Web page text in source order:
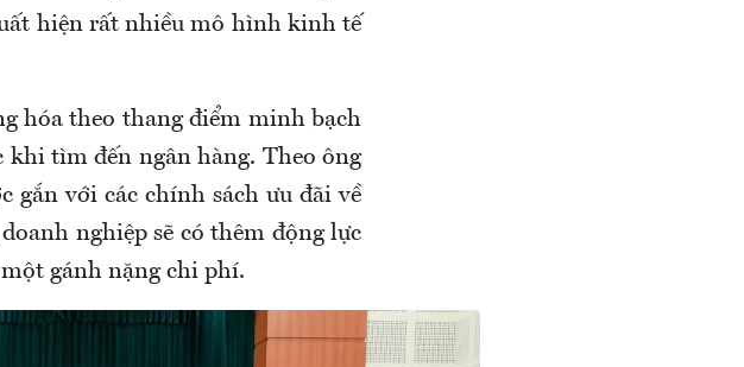
hiện rất nhiều mô hình kinh tế
hóa theo thang điểm minh bạch
tìm đến ngân hàng. Theo ông
gắn với các chính sách ưu đãi về
nghiệp sẽ có thêm động lực
gánh nặng chi phí.